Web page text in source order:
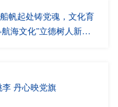
帆起处铸党魂，文化育
海文化”立德树人新模
丹心映党旗